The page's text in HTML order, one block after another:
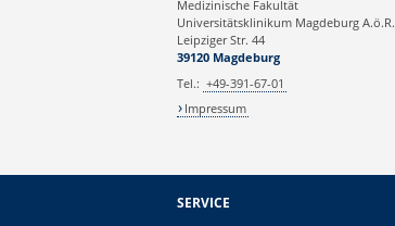
Medizinische Fakultät
Universitätsklinikum Magdeburg A.ö.R.
Leipziger Str. 44
39120 Magdeburg
Tel.: +49-391-67-01
Impressum
SERVICE